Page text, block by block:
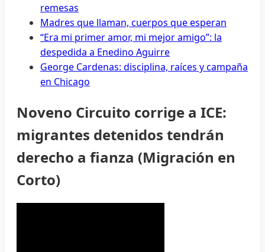
remesas
Madres que llaman, cuerpos que esperan
“Era mi primer amor, mi mejor amigo”: la
despedida a Enedino Aguirre
George Cardenas: disciplina, raíces y campaña
en Chicago
Noveno Circuito corrige a ICE:
migrantes detenidos tendrán
derecho a fianza (Migración en
Corto)